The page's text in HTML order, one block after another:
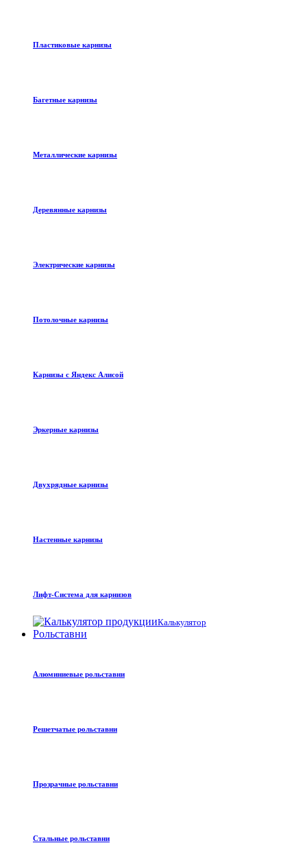
Пластиковые карнизы
Багетные карнизы
Металлические карнизы
Деревянные карнизы
Электрические карнизы
Потолочные карнизы
Карнизы с Яндекс Алисой
Эркерные карнизы
Двухрядные карнизы
Настенные карнизы
Лифт-Система для карнизов
Калькулятор
Рольставни
Алюминиевые рольставни
Решетчатые рольставни
Прозрачные рольставни
Стальные рольставни